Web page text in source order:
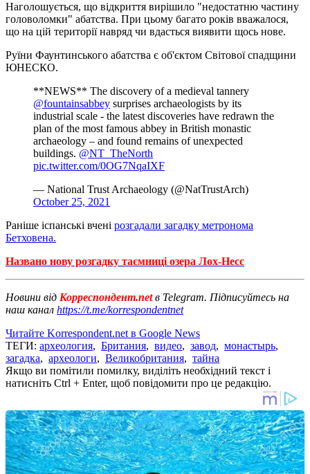
Наголошується, що відкриття вирішило "недостатню частину
головоломки" абатства. При цьому багато років вважалося,
що на цій території навряд чи вдасться виявити щось нове.
Руїни Фаунтинського абатства є об'єктом Світової спадщини
ЮНЕСКО.
**NEWS** The discovery of a medieval tannery
@fountainsabbey surprises archaeologists by its
industrial scale - the latest discoveries have redrawn the
plan of the most famous abbey in British monastic
archaeology – and found remains of unexpected
buildings. @NT_TheNorth
pic.twitter.com/0OG7NqaIXF
— National Trust Archaeology (@NatTrustArch)
October 25, 2021
Раніше іспанські вчені розгадали загадку метронома
Бетховена.
Названо нову розгадку таємниці озера Лох-Несс
Новини від Корреспондент.netв Telegram. Підписуйтесь на
наш канал https://t.me/korrespondentnet
Читайте Korrespondent.net в Google News
ТЕГИ: археология, Британия, видео, завод, монастырь,
загадка, археологи, Великобритания, тайна
Якщо ви помітили помилку, виділіть необхідний текст і
натисніть Ctrl + Enter, щоб повідомити про це редакцію.